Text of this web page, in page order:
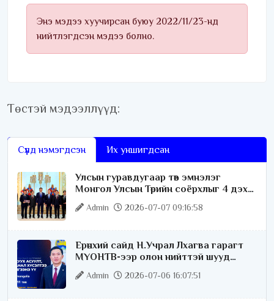
Энэ мэдээ хуучирсан буюу 2022/11/23-нд
нийтлэгдсэн мэдээ болно.
Төстэй мэдээллүүд:
Сүүлд нэмэгдсэн Их уншигдсан
Улсын гуравдугаар төв эмнэлэг
Монгол Улсын Төрийн соёрхлыг 4 дэх
удаагаа хүртлээ
Admin 2026-07-07 09:16:58
Ерөнхий сайд Н.Учрал Лхагва гарагт
МҮОНТВ-ээр олон нийттэй шууд
ярилцана
Admin 2026-07-06 16:07:51